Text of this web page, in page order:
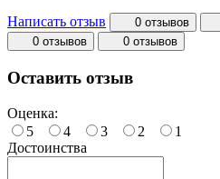
Написать отзыв 0 отзывов
0 отзывов
0 отзывов
Оставить отзыв
Оценка:
5
4 3 2
1
Достоинства